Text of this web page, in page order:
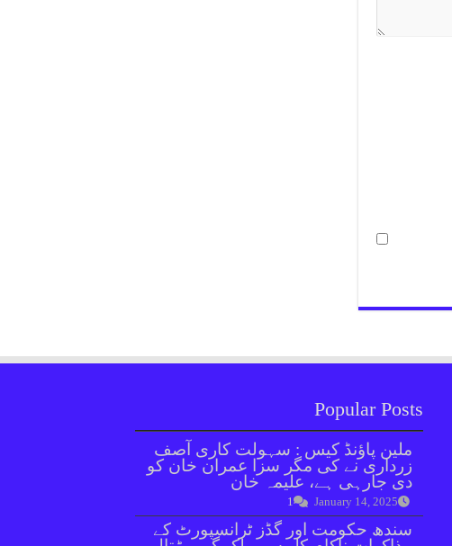
Popular Posts
ملین پاؤنڈ کیس : سہولت کاری آصف
زرداری نے کی مگر سزا عمران خان کو
دی جارہی ہے، علیمہ خان
January 14, 2025
1
سندھ حکومت اور گڈز ٹرانسپورٹ کے